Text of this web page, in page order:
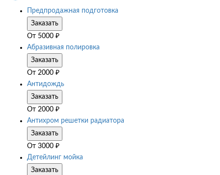
Предпродажная подготовка
Заказать
От 5000 ₽
Абразивная полировка
Заказать
От 2000 ₽
Антидождь
Заказать
От 2000 ₽
Антихром решетки радиатора
Заказать
От 3000 ₽
Детейлинг мойка
Заказать